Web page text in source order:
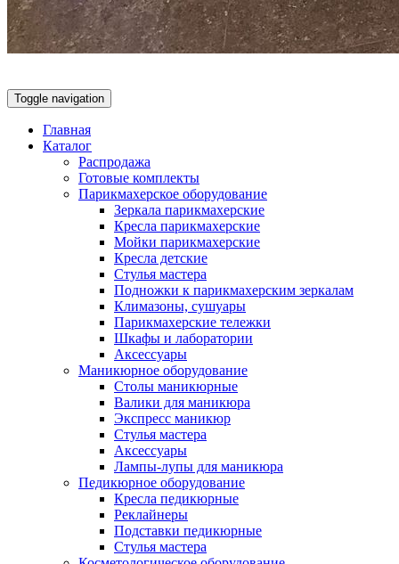
Toggle navigation
Главная
Каталог
Распродажа
Готовые комплекты
Парикмахерское оборудование
Зеркала парикмахерские
Кресла парикмахерские
Мойки парикмахерские
Кресла детские
Стулья мастера
Подножки к парикмахерским зеркалам
Климазоны, сушуары
Парикмахерские тележки
Шкафы и лаборатории
Аксессуары
Маникюрное оборудование
Столы маникюрные
Валики для маникюра
Экспресс маникюр
Стулья мастера
Аксессуары
Лампы-лупы для маникюра
Педикюрное оборудование
Кресла педикюрные
Реклайнеры
Подставки педикюрные
Стулья мастера